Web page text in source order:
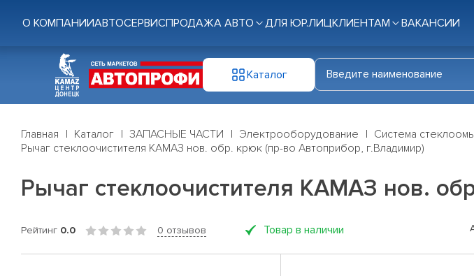
О КОМПАНИИАВТОСЕРВИСПРОДАЖА АВТО ДЛЯ ЮР.ЛИЦКЛИЕНТАМ ВАКАНСИИ
Каталог
Главная Каталог ЗАПАСНЫЕ ЧАСТИ Электрооборудование
Система
Рычаг стеклоочистителя КАМАЗ нов. обр. крюк (пр-во Автоприбор, г.Владимир)
Рычаг стеклоочистителя КАМАЗ нов.
Рейтинг 0.0 0 отзывов Товар в наличии